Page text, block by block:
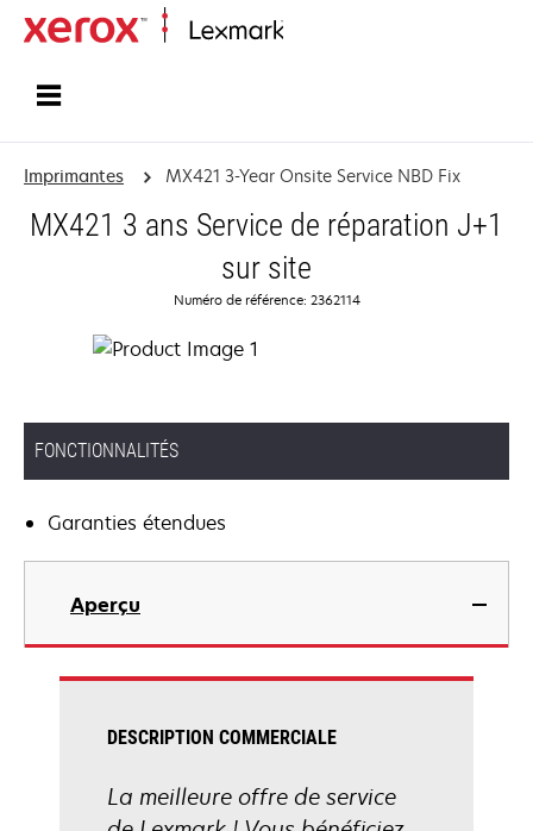
Imprimantes MX421 3-Year Onsite Service NBD Fix
MX421 3 ans Service de réparation J+1
sur site
Numéro de référence: 2362114
FONCTIONNALITÉS
Garanties étendues
Aperçu
DESCRIPTION COMMERCIALE
La meilleure offre de service